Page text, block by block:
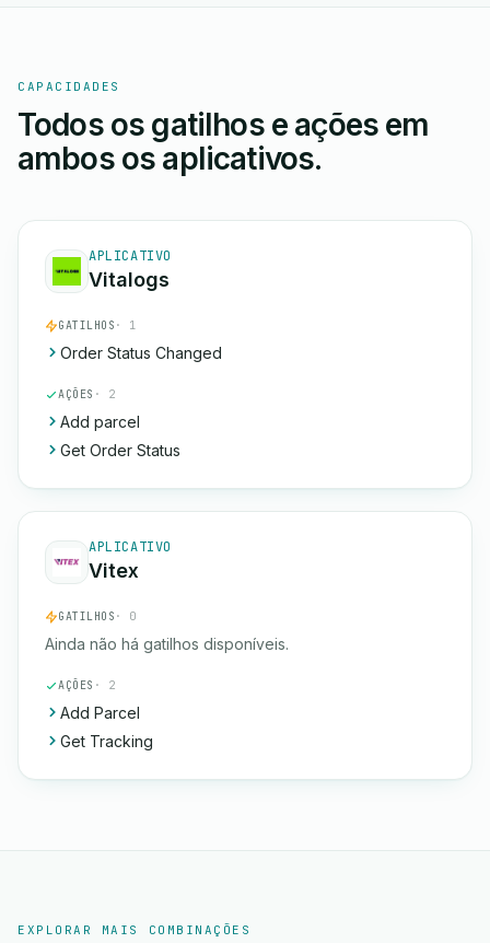
CAPACIDADES
Todos os gatilhos e ações em
ambos os aplicativos.
APLICATIVO
Vitalogs
GATILHOS · 1
Order Status Changed
AÇÕES · 2
Add parcel
Get Order Status
APLICATIVO
Vitex
GATILHOS · 0
Ainda não há gatilhos disponíveis.
AÇÕES · 2
Add Parcel
Get Tracking
EXPLORAR MAIS COMBINAÇÕES